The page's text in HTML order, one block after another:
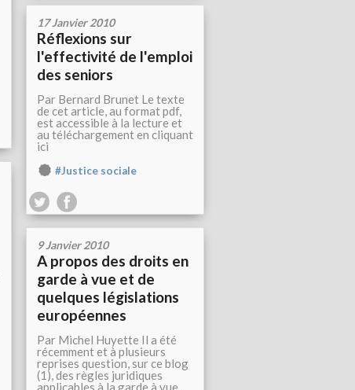
17 Janvier 2010
Réflexions sur
l'effectivité de l'emploi
des seniors
Par Bernard Brunet Le texte
de cet article, au format pdf,
est accessible à la lecture et
au téléchargement en cliquant
ici
#Justice sociale
9 Janvier 2010
A propos des droits en
garde à vue et de
quelques législations
européennes
Par Michel Huyette Il a été
récemment et à plusieurs
reprises question, sur ce blog
(1), des règles juridiques
applicables à la garde à vue,